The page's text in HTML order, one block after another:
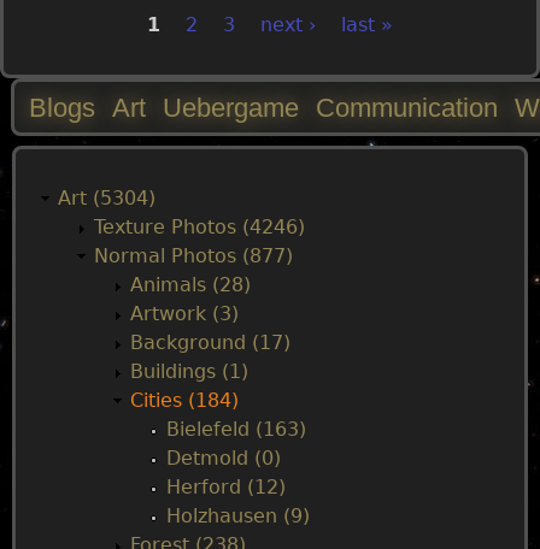
a
g
1 2 3 next › last »
M
Blogs Art Uebergame Communication
Art (5304)
Texture Photos (4246)
Normal Photos (877)
Animals (28)
Artwork (3)
Background (17)
Buildings (1)
Cities (184)
Bielefeld (163)
Detmold (0)
Herford (12)
Holzhausen (9)
Forest (238)